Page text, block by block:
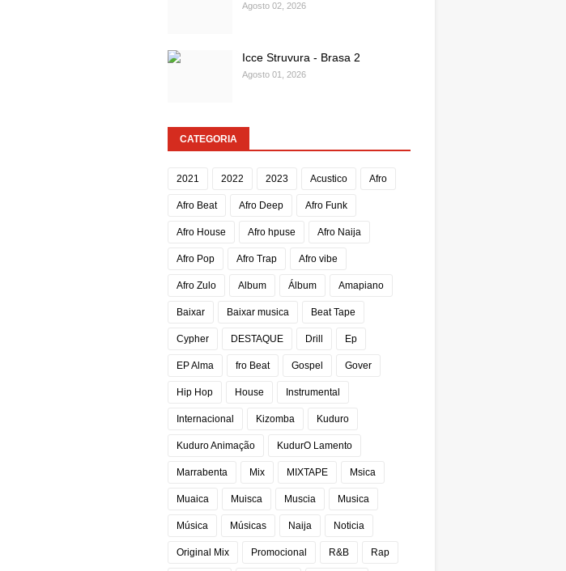
Agosto 02, 2026
Icce Struvura - Brasa 2
Agosto 01, 2026
CATEGORIA
2021 2022 2023 Acustico Afro
Afro Beat Afro Deep Afro Funk
Afro House Afro hpuse Afro Naija
Afro Pop Afro Trap Afro vibe
Afro Zulo Album Álbum Amapiano
Baixar Baixar musica Beat Tape
Cypher DESTAQUE Drill Ep
EP Alma fro Beat Gospel Gover
Hip Hop House Instrumental
Internacional Kizomba Kuduro
Kuduro Animação KudurO Lamento
Marrabenta Mix MIXTAPE Msica
Muaica Muisca Muscia Musica
Música Músicas Naija Noticia
Original Mix Promocional R&B Rap